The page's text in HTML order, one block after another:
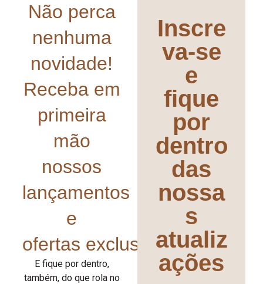
Não perca
nenhuma
novidade!
Receba em
primeira
mão
nossos
lançamentos
e
ofertas exclusivas!
E fique por dentro,
também, do que rola no
Inscre
va-se
e
fique
por
dentro
das
nossa
s
atualiz
ações